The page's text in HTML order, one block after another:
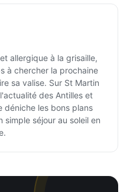
allergique à la grisaille,
à chercher la prochaine
sa valise. Sur St Martin
des Antilles et
déniche les bons plans
simple séjour au soleil en